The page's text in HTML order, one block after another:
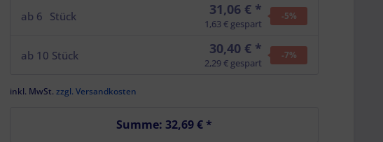
ab 6 Stück 31,06 € *
1,63 € gespart
-5%
ab 10 Stück 30,40 € *
2,29 € gespart
-7%
inkl. MwSt.zzgl. Versandkosten
Summe:32,69 €*